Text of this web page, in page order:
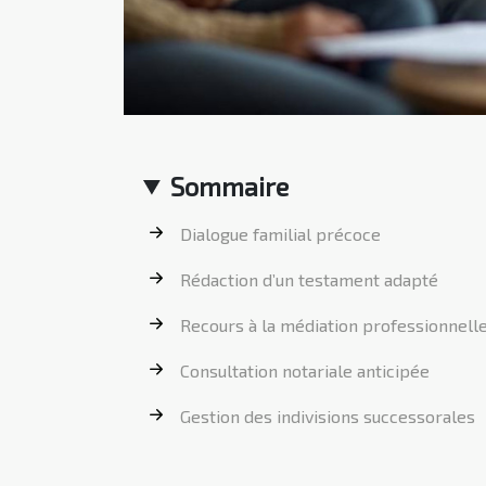
Sommaire
Dialogue familial précoce
Rédaction d’un testament adapté
Recours à la médiation
Consultation notariale anticipée
Gestion des indivisions successorales